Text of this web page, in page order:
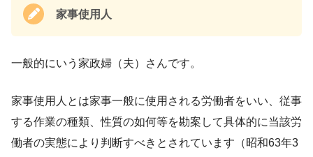
家事使用人
一般的にいう家政婦（夫）さんです。
家事使用人とは家事一般に使用される労働者をいい、従事
する作業の種類、性質の如何等を勘案して具体的に当該労
働者の実態により判断すべきとされています（昭和63年3